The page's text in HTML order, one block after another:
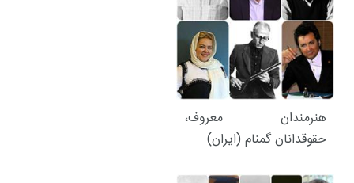
هنرمندان معروف،
حقوقدانان گمنام (ایران)